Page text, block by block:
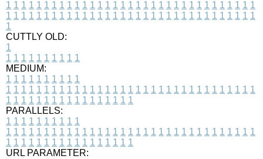
1 1 1 1 1 1 1 1 1 1 1 1 1 1 1 1 1 1 1 1 1 1 1 1 1 1 1 1 1 1 1 1 1
1 1 1 1 1 1 1 1 1 1 1 1 1 1 1 1 1 1 1 1 1 1 1 1 1 1 1 1 1 1 1 1 1
1
CUTTLY OLD:
1
1 1 1 1 1 1 1 1 1 1
MEDIUM:
1 1 1 1 1 1 1 1 1 1
1 1 1 1 1 1 1 1 1 1 1 1 1 1 1 1 1 1 1 1 1 1 1 1 1 1 1 1 1 1 1 1 1
1 1 1 1 1 1 1 1 1 1 1 1 1 1 1 1 1
PARALLELS:
1 1 1 1 1 1 1 1 1 1
1 1 1 1 1 1 1 1 1 1 1 1 1 1 1 1 1 1 1 1 1 1 1 1 1 1 1 1 1 1 1 1 1
1 1 1 1 1 1 1 1 1 1 1 1 1 1 1 1 1
URL PARAMETER: